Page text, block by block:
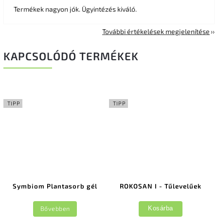
Termékek nagyon jók. Ügyintézés kiváló.
További értékelések megjelenítése
KAPCSOLÓDÓ TERMÉKEK
TIPP
Symbiom Plantasorb gél
Bővebben
TIPP
ROKOSAN I - Tűlevelűek
Kosárba